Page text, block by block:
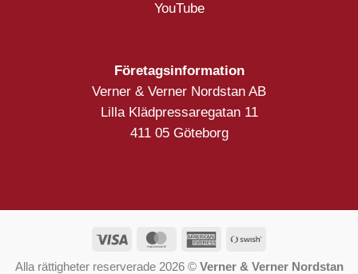
YouTube
Företagsinformation
Verner & Verner Nordstan AB
Lilla Klädpressaregatan 11
411 05 Göteborg
Visa MasterCardAmericanSwish
Alla rättigheter reserverade 2026 © Verner & Verner Nordstan